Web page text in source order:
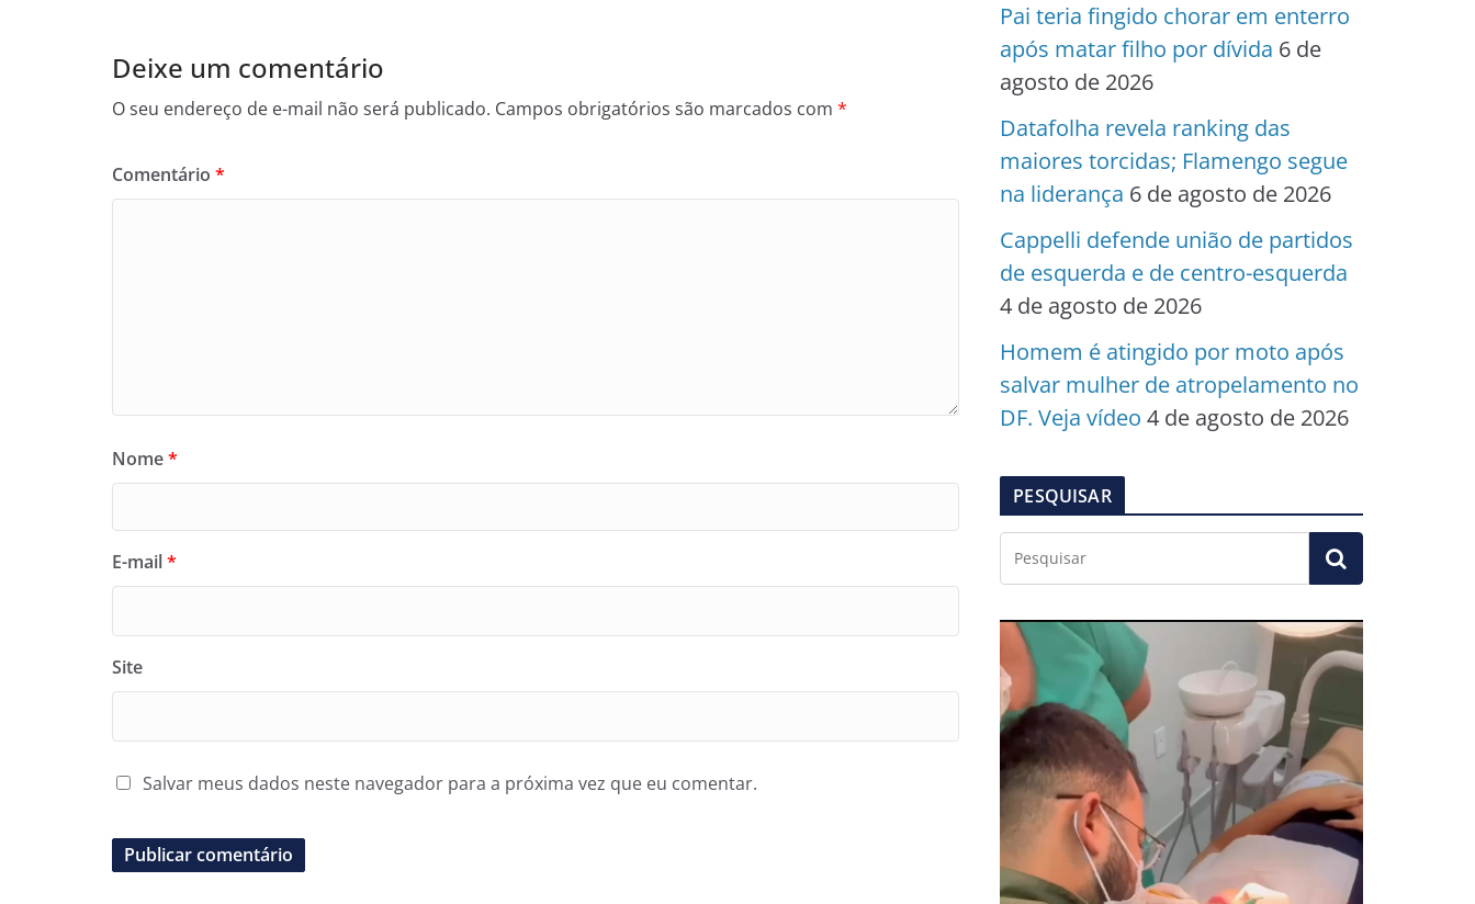
Deixe um comentário
O seu endereço de e-mail não será publicado. Campos obrigatórios são marcados com *
Comentário *
Nome*
E-mail*
Site
Salvar meus dados neste navegador para a próxima vez que eu comentar.
Pai teria fingido chorar em enterro
após matar filho por dívida 6 de
agosto de 2026
Datafolha revela ranking das
maiores torcidas; Flamengo segue
na liderança 6 de agosto de 2026
Cappelli defende união de partidos
de esquerda e de centro-esquerda
4 de agosto de 2026
Homem é atingido por moto após
salvar mulher de atropelamento no
DF. Veja vídeo 4 de agosto de 2026
PESQUISAR